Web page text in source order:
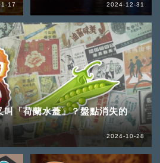
17 2024-12-31
叫「荷蘭水蓋」？盤點消失的
2024-10-28